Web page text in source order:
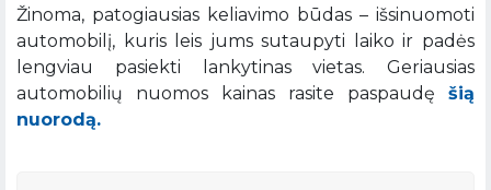
Žinoma, patogiausias keliavimo būdas – išsinuomoti
automobilį, kuris leis jums sutaupyti laiko ir padės
lengviau pasiekti lankytinas vietas. Geriausias
automobilių nuomos kainas rasite paspaudę šią
nuorodą.